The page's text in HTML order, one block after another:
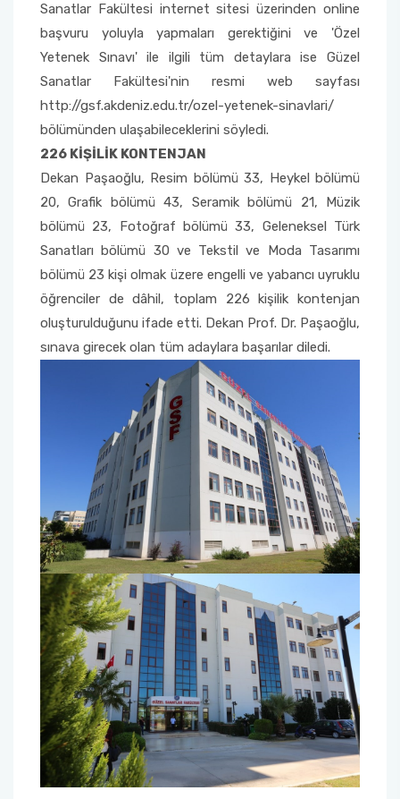
Sanatlar Fakültesi internet sitesi üzerinden online
başvuru yoluyla yapmaları gerektiğini ve 'Özel
Yetenek Sınavı' ile ilgili tüm detaylara ise Güzel
Sanatlar Fakültesi'nin resmi web sayfası
http://gsf.akdeniz.edu.tr/ozel-yetenek-sinavlari/
bölümünden ulaşabileceklerini söyledi.
226 KİŞİLİK KONTENJAN
Dekan Paşaoğlu, Resim bölümü 33, Heykel bölümü
20, Grafik bölümü 43, Seramik bölümü 21, Müzik
bölümü 23, Fotoğraf bölümü 33, Geleneksel Türk
Sanatları bölümü 30 ve Tekstil ve Moda Tasarımı
bölümü 23 kişi olmak üzere engelli ve yabancı uyruklu
öğrenciler de dâhil, toplam 226 kişilik kontenjan
oluşturulduğunu ifade etti. Dekan Prof. Dr. Paşaoğlu,
sınava girecek olan tüm adaylara başarılar diledi.
Mühendislik Fakültesi
Sağlık Bilimleri Fakültesi
Serik İşletme Fakültesi
Spor Bilimleri Fakültesi
Su Ürünleri Fakültesi
Tıp Fakültesi
Turizm Fakültesi
Uygulamalı Bilimler Fakültesi